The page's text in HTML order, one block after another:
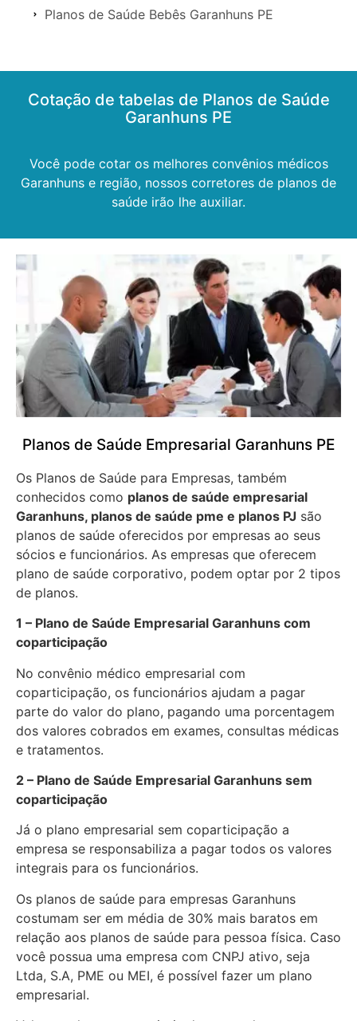
Planos de Saúde Bebês Garanhuns PE
Cotação de tabelas de Planos de Saúde
Garanhuns PE
Você pode cotar os melhores convênios médicos
Garanhuns e região, nossos corretores de planos de
saúde irão lhe auxiliar.
Planos de Saúde Empresarial Garanhuns PE
Os Planos de Saúde para Empresas, também
conhecidos como planos de saúde empresarial
Garanhuns, planos de saúde pme e planos PJ são
planos de saúde oferecidos por empresas ao seus
sócios e funcionários. As empresas que oferecem
plano de saúde corporativo, podem optar por 2 tipos
de planos.
1 – Plano de Saúde Empresarial Garanhuns com
coparticipação
No convênio médico empresarial com
coparticipação, os funcionários ajudam a pagar
parte do valor do plano, pagando uma porcentagem
dos valores cobrados em exames, consultas médicas
e tratamentos.
2 – Plano de Saúde Empresarial Garanhuns sem
coparticipação
Já o plano empresarial sem coparticipação a
empresa se responsabiliza a pagar todos os valores
integrais para os funcionários.
Os planos de saúde para empresas Garanhuns
costumam ser em média de 30% mais baratos em
relação aos planos de saúde para pessoa física. Caso
você possua uma empresa com CNPJ ativo, seja
Ltda, S.A, PME ou MEI, é possível fazer um plano
empresarial.